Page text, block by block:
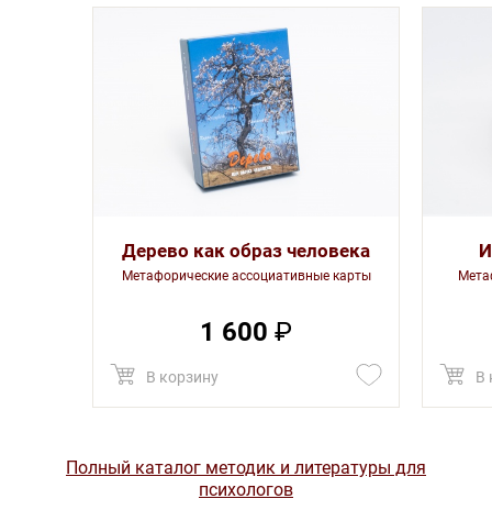
Дерево как образ человека
Метафорические ассоциативные карты
1 600 ₽
В корзину В
Полный каталог методик и литературы для
психологов